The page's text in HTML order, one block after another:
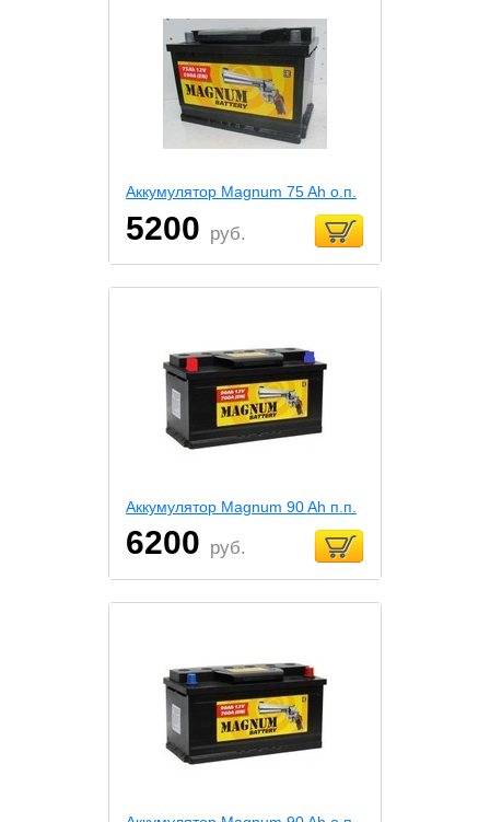
Аккумулятор Magnum 75 Ah о.п.
5200 руб.
Аккумулятор Magnum 90 Ah п.п.
6200 руб.